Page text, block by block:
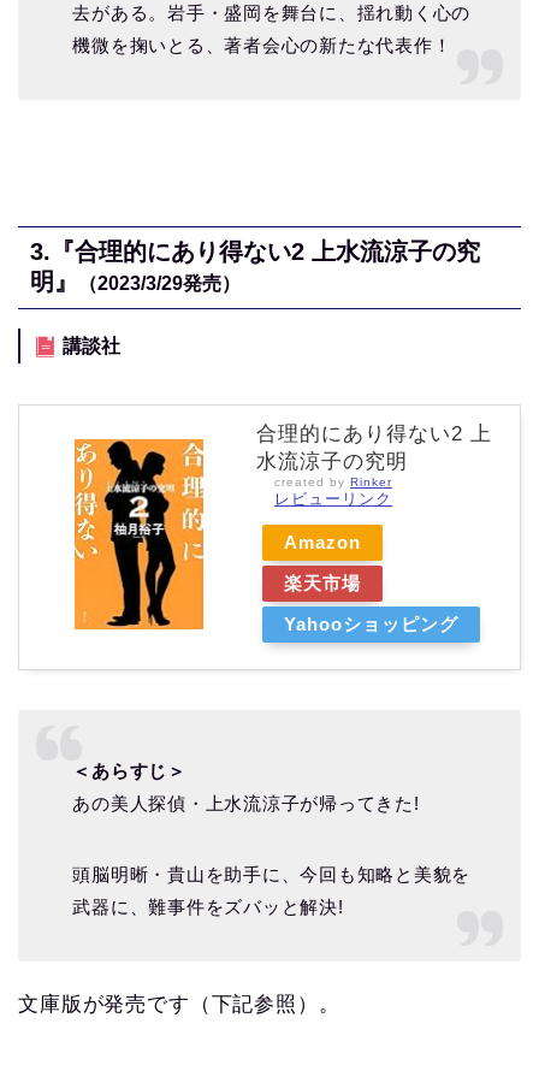
去がある。岩手・盛岡を舞台に、揺れ動く心の
機微を掬いとる、著者会心の新たな代表作！
3.『合理的にあり得ない2 上水流涼子の究
明』
（2023/3/29発売）
講談社
合理的にあり得ない2 上
水流涼子の究明
created by Rinker
レビューリンク
Amazon
楽天市場
Yahooショッピング
＜あらすじ＞
あの美人探偵・上水流涼子が帰ってきた!
頭脳明晰・貴山を助手に、今回も知略と美貌を
武器に、難事件をズバッと解決!
文庫版が発売です（下記参照）。